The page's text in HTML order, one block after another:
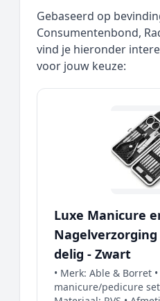
Gebaseerd op
Consumentenbond,
vind je hieronder
voor jouw keuze:
Luxe Manicure
delig - Zwart
• Merk: Able & Borret
manicure/pedicure set